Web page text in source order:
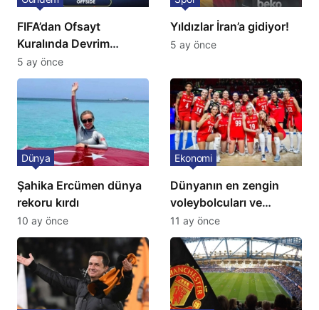
FIFA’dan Ofsayt
Kuralında Devrim
Niteliğinde Onay
5 ay önce
Yıldızlar İran’a gidiyor!
5 ay önce
Şahika Ercümen dünya
rekoru kırdı
Dünya
10 ay önce
Dünyanın en zengin
voleybolcuları ve
servetleri açıklandı:
Listede 2 Türk yıldız
bulunuyor
Ekonomi
11 ay önce